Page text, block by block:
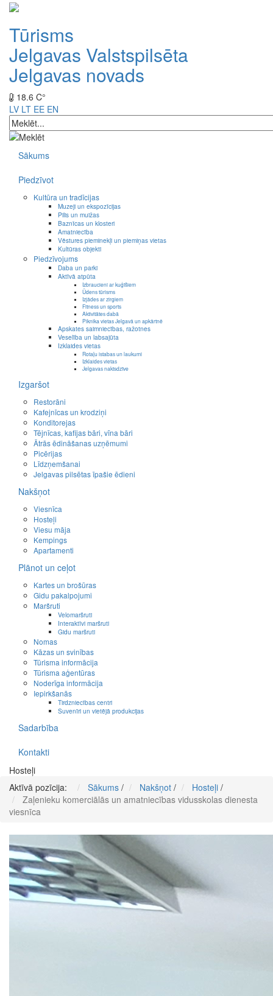
Tūrisms
Jelgavas Valstspilsēta
Jelgavas novads
18.6 C°
LV LT EE EN
Sākums
Piedzīvot
Kultūra un tradīcijas
Muzeji un ekspozīcijas
Pilis un muižas
Baznīcas un klosteri
Amatniecība
Vēstures pieminekļi un piemiņas vietas
Kultūras objekti
Piedzīvojums
Daba un parki
Aktīvā atpūta
Izbraucieni ar kuģīšiem
Ūdens tūrisms
Izjādes ar zirgiem
Fitness un sports
Aktivitātes dabā
Piknika vietas Jelgavā un apkārtnē
Apskates saimniecības, ražotnes
Veselība un labsajūta
Izklaides vietas
Rotaļu istabas un laukumi
Izklaides vietas
Jelgavas naktsdzīve
Izgaršot
Restorāni
Kafejnīcas un krodziņi
Konditorejas
Tējnīcas, kafijas bāri, vīna bāri
Ātrās ēdināšanas uzņēmumi
Picērijas
Līdzņemšanai
Jelgavas pilsētas īpašie ēdieni
Nakšņot
Viesnīca
Hosteļi
Viesu māja
Kempings
Apartamenti
Plānot un ceļot
Kartes un brošūras
Gidu pakalpojumi
Maršruti
Velomaršruti
Interaktīvi maršruti
Gidu maršruti
Nomas
Kāzas un svinības
Tūrisma informācija
Tūrisma aģentūras
Noderīga informācija
Iepirkšanās
Tirdzniecības centri
Suvenīri un vietējā produkcijas
Sadarbība
Kontakti
Hosteļi
Aktīvā pozīcija:
Sākums / Nakšņot / Hosteļi /
Zaļenieku komerciālās un amatniecības vidusskolas dienesta
viesnīca